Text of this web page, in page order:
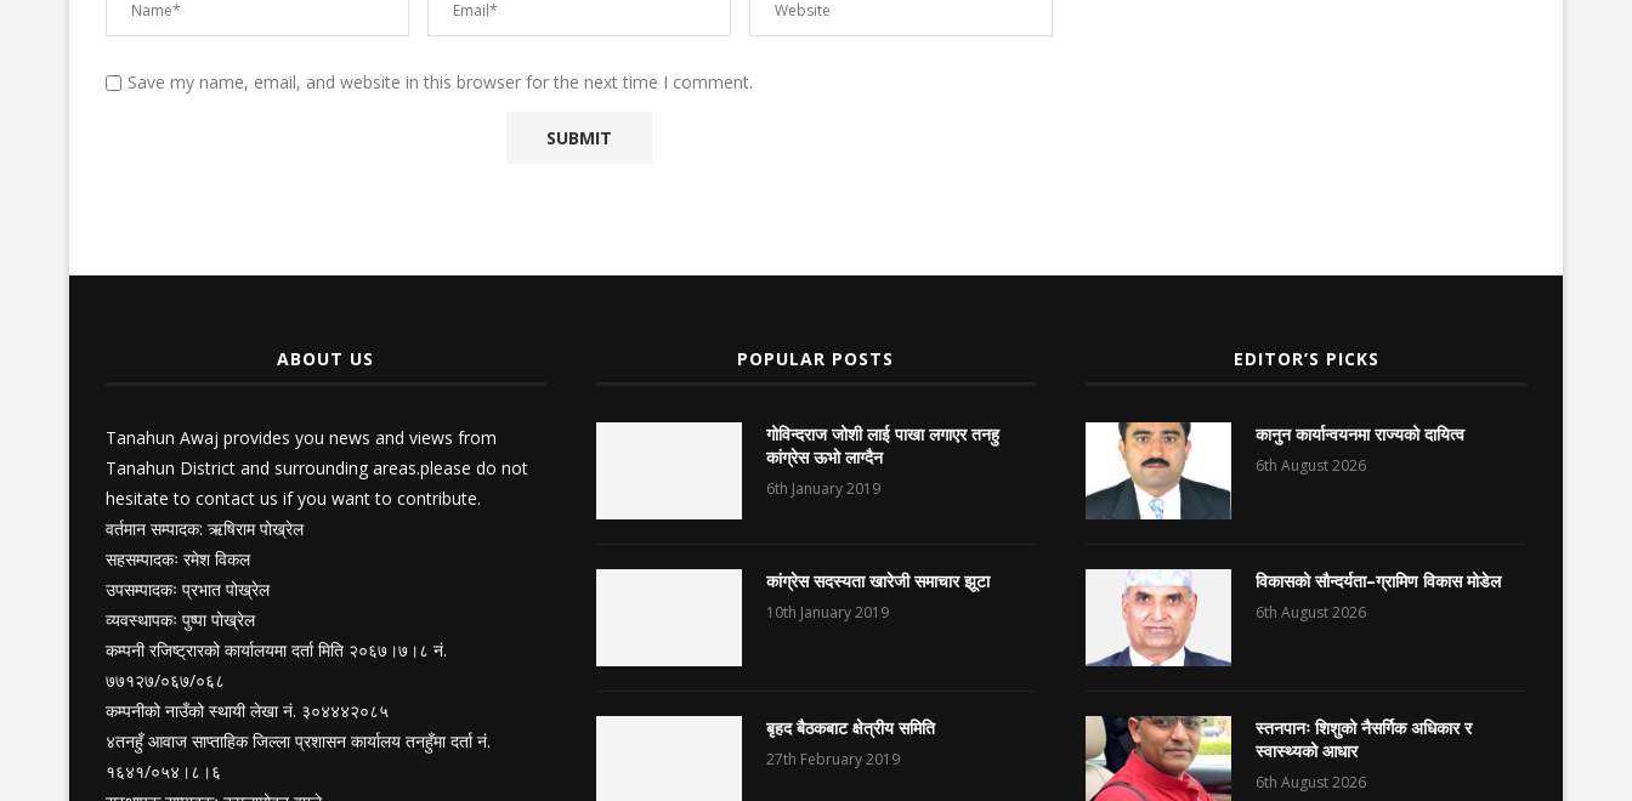
Save my name, email, and website in this browser for the next time I comment.
ABOUT US
Tanahun Awaj provides you news and views from
Tanahun District and surrounding areas.please do not
hesitate to contact us if you want to contribute.
वर्तमान सम्पादक: ऋषिराम पोख्रेल
सहसम्पादकः रमेश विकल
उपसम्पादकः प्रभात पोख्रेल
व्यवस्थापकः पुष्पा पोख्रेल
कम्पनी रजिष्ट्रारको कार्यालयमा दर्ता मिति २०६७।७।८ नं.
७७१२७/०६७/०६८
कम्पनीको नाउँको स्थायी लेखा नं. ३०४४४२०८५
४तनहुँ आवाज साप्ताहिक जिल्ला प्रशासन कार्यालय तनहुँमा दर्ता नं.
१६४१/०५४।८।६
POPULAR POSTS
गोविन्दराज जोशी लाई पाखा लगाएर तनहु
कांग्रेस ऊभो लाग्दैन
6th January 2019
कांग्रेस सदस्यता खारेजी समाचार झूटा
10th January 2019
बृहद बैठकबाट क्षेत्रीय समिति
27th February 2019
EDITOR’S PICKS
कानुन कार्यान्वयनमा राज्यको दायित्व
6th August 2026
विकासको सौन्दर्यता–ग्रामिण विकास मोडेल
6th August 2026
स्तनपानः शिशुको नैसर्गिक अधिकार र
स्वास्थ्यको आधार
6th August 2026